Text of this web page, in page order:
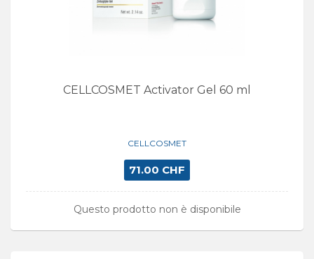
CELLCOSMET Activator Gel 60 ml
CELLCOSMET
71.00 CHF
Questo prodotto non è disponibile